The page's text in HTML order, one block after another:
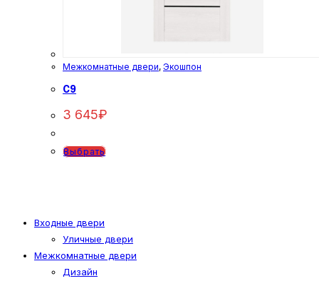
Межкомнатные двери, Экошпон
C9
3 645₽
ВыбратьЭтот
Опции
можно
Входные двери
Уличные двери
Межкомнатные двери
Дизайн